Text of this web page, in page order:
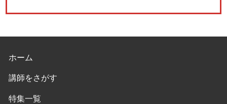
ホーム
講師をさがす
特集一覧